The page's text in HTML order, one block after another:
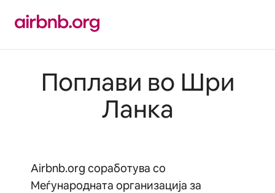
содржина
Поплави во Шри
Ланка
Airbnb.org соработува со
Меѓународната организација за